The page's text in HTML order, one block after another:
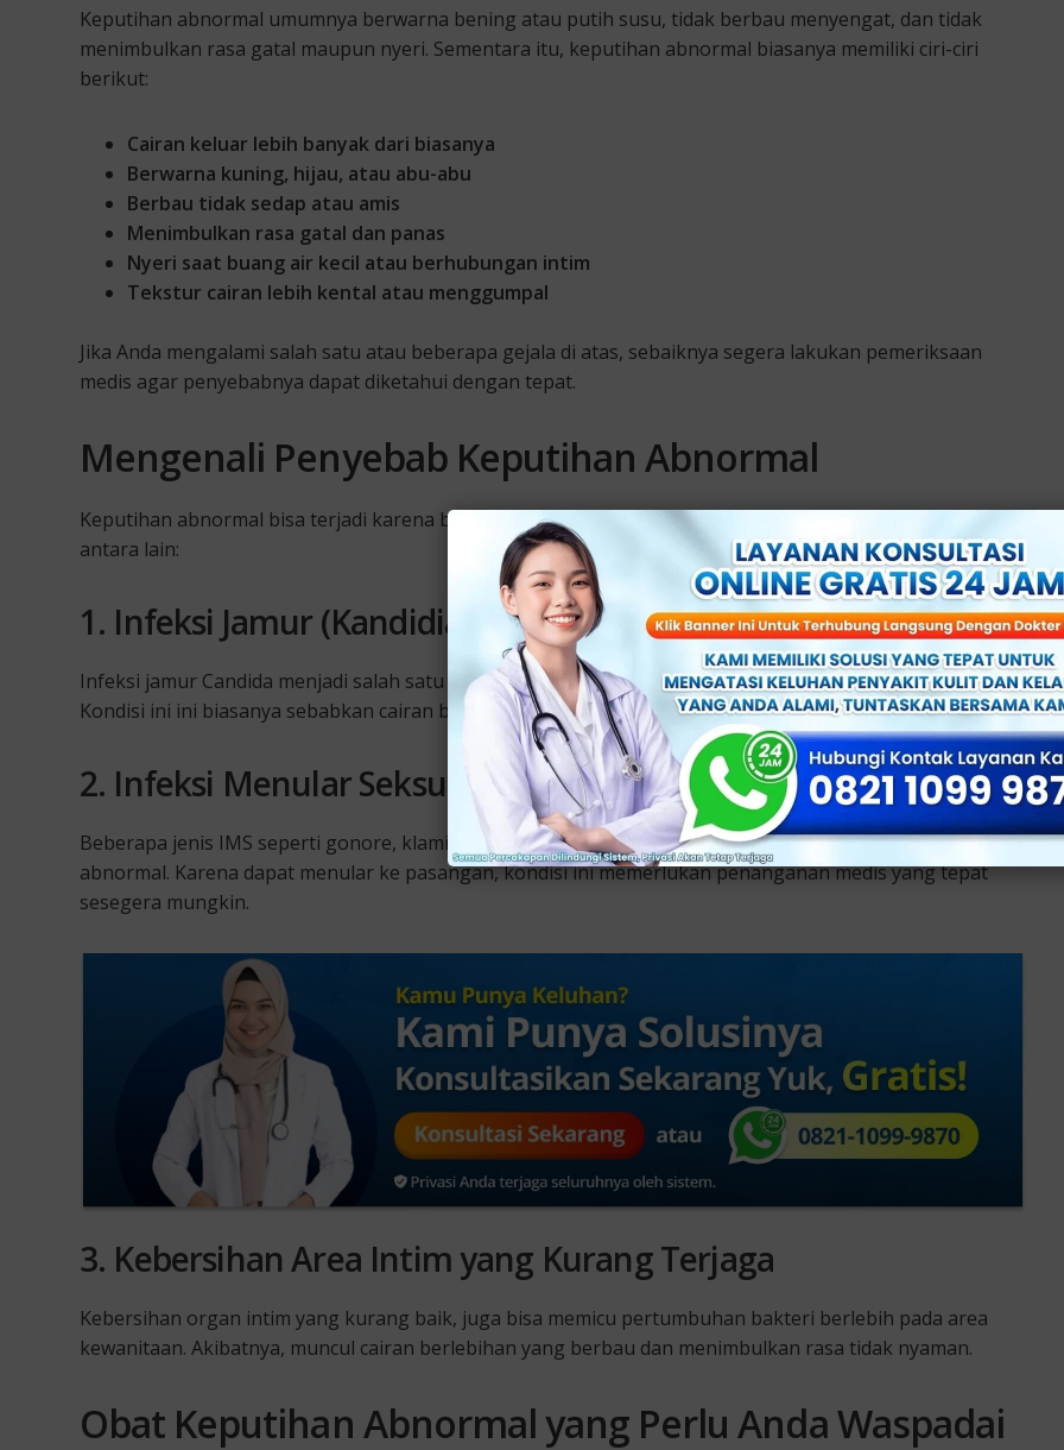
Keputihan abnormal umumnya berwarna bening atau putih susu, tidak berbau menyengat, dan tidak
menimbulkan rasa gatal maupun nyeri. Sementara itu, keputihan abnormal biasanya memiliki ciri-ciri
berikut:
Cairan keluar lebih banyak dari biasanya
Berwarna kuning, hijau, atau abu-abu
Berbau tidak sedap atau amis
Menimbulkan rasa gatal dan panas
Nyeri saat buang air kecil atau berhubungan intim
Tekstur cairan lebih kental atau menggumpal
Jika Anda mengalami salah satu atau beberapa gejala di atas, sebaiknya segera lakukan pemeriksaan
medis agar penyebabnya dapat diketahui dengan tepat.
Mengenali Penyebab Keputihan Abnormal
Keputihan abnormal bisa terjadi karena berbagai faktor. Berikut beberapa penyebab yang paling umum,
antara lain:
1. Infeksi Jamur (Kandidiasis)
Infeksi jamur Candida menjadi salah satu penyebab keputihan abnormal, yang paling sering terjadi.
Kondisi ini ini biasanya sebabkan cairan berwarna putih kental dan terasa gatal.
2. Infeksi Menular Seksual (IMS)
Beberapa jenis IMS seperti gonore, klamidia, dan trikomoniasis, juga bisa menyebabkan keputihan
abnormal. Karena dapat menular ke pasangan, kondisi ini memerlukan penanganan medis yang tepat
sesegera mungkin.
3. Kebersihan Area Intim yang Kurang Terjaga
Kebersihan organ intim yang kurang baik, juga bisa memicu pertumbuhan bakteri berlebih pada area
kewanitaan. Akibatnya, muncul cairan berlebihan yang berbau dan menimbulkan rasa tidak nyaman.
Obat Keputihan Abnormal yang Perlu Anda Waspadai